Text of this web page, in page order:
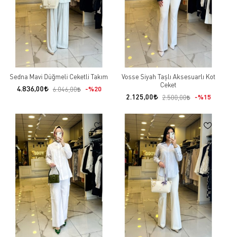
Sedna Mavi Düğmeli Ceketli Takım
4.836,00 6.046,00 %20
Vosse Siyah Taşlı Aksesuarlı Kot
Ceket
2.125,00 2.500,00 %15